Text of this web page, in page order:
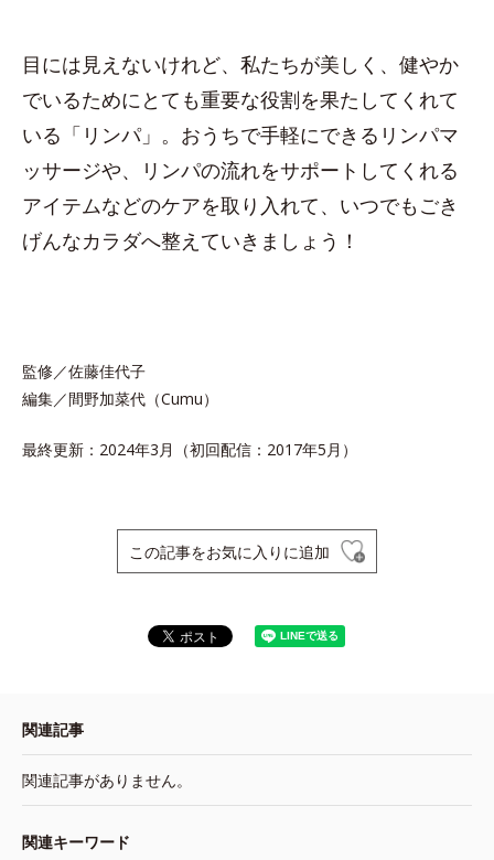
目には見えないけれど、私たちが美しく、健やか
でいるためにとても重要な役割を果たしてくれて
いる「リンパ」。おうちで手軽にできるリンパマ
ッサージや、リンパの流れをサポートしてくれる
アイテムなどのケアを取り入れて、いつでもごき
げんなカラダへ整えていきましょう！
監修／佐藤佳代子
編集／間野加菜代（Cumu）
最終更新：2024年3月（初回配信：2017年5月）
この記事をお気に入りに追加
関連記事
関連記事がありません。
関連キーワード